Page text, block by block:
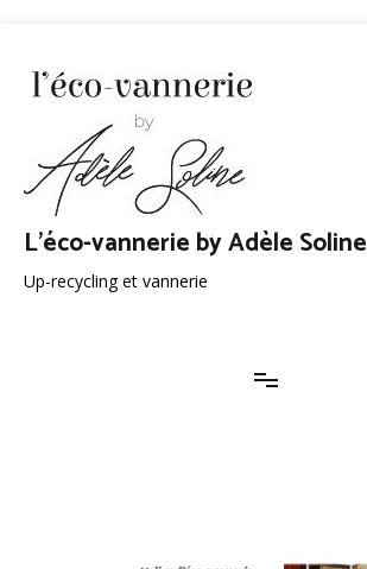
contenu
L'éco-vannerie by Adèle Soline
Up-recycling et vannerie